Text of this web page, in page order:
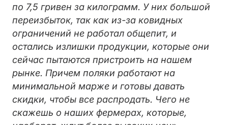
по 7,5 гривен за килограмм. У них большой
переизбыток, так как из-за ковидных
ограничений не работал общепит, и
остались излишки продукции, которые они
сейчас пытаются пристроить на нашем
рынке. Причем поляки работают на
минимальной марже и готовы давать
скидки, чтобы все распродать. Чего не
скажешь о наших фермерах, которые,